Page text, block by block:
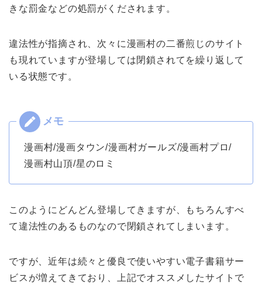
きな罰金などの処罰がくだされます。
違法性が指摘され、次々に漫画村の二番煎じのサイト
も現れていますが登場しては閉鎖されてを繰り返して
いる状態です。
漫画村/漫画タウン/漫画村ガールズ/漫画村プロ/
漫画村山頂/星のロミ
このようにどんどん登場してきますが、もちろんすべ
て違法性のあるものなので閉鎖されてしまいます。
ですが、近年は続々と優良で使いやすい電子書籍サー
ビスが増えてきており、上記でオススメしたサイトで